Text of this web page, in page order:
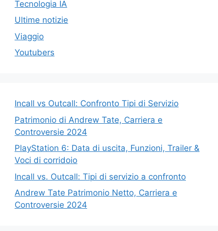
Tecnologia IA
Ultime notizie
Viaggio
Youtubers
Incall vs Outcall: Confronto Tipi di Servizio
Patrimonio di Andrew Tate, Carriera e
Controversie 2024
PlayStation 6: Data di uscita, Funzioni, Trailer &
Voci di corridoio
Incall vs. Outcall: Tipi di servizio a confronto
Andrew Tate Patrimonio Netto, Carriera e
Controversie 2024